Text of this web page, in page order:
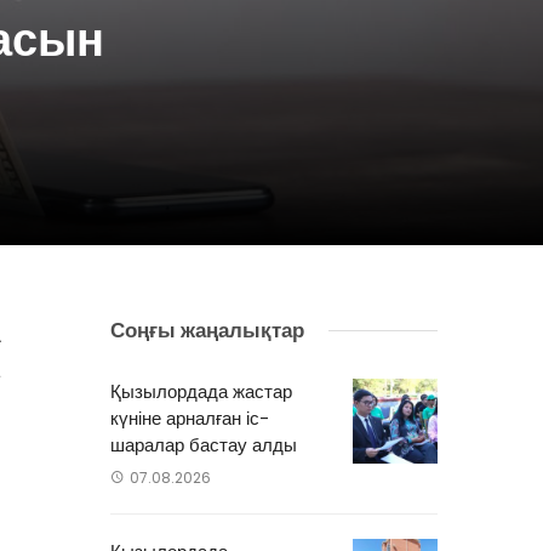
Соңғы жаңалықтар
Қызылордада жастар
күніне арналған іс-
шаралар бастау алды
07.08.2026